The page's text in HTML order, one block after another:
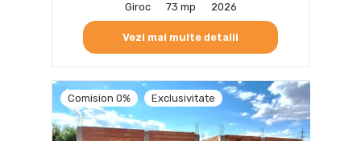
Giroc
73 mp 2026
Vezi mai multe detalii
Comision 0% Exclusivitate